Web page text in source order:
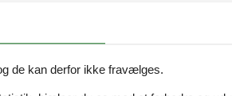
omgivelser. Her kan du nyde dagens
på god plads til både afslapning og leg, og
et fredfyldt hjørne, hvor morgenkaffen
de kan derfor ikke fravælges.